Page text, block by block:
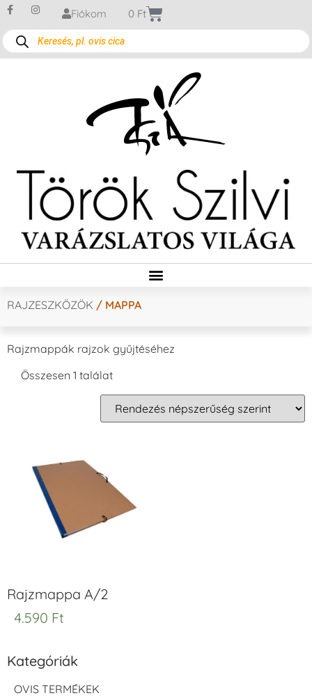
Fiókom 0 Ft
RAJZESZKÖZÖK / MAPPA
Rajzmappák rajzok gyűjtéséhez
Összesen 1 találat
Rajzmappa A/2
4.590 Ft
Kategóriák
OVIS TERMÉKEK